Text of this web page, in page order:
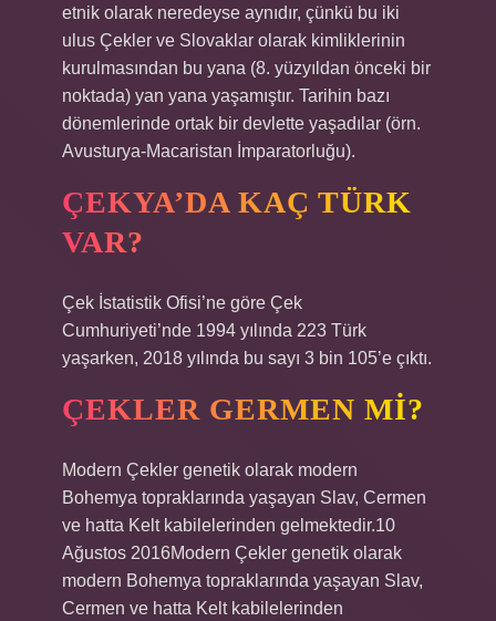
etnik olarak neredeyse aynıdır, çünkü bu iki
ulus Çekler ve Slovaklar olarak kimliklerinin
kurulmasından bu yana (8. yüzyıldan önceki bir
noktada) yan yana yaşamıştır. Tarihin bazı
dönemlerinde ortak bir devlette yaşadılar (örn.
Avusturya-Macaristan İmparatorluğu).
ÇEKYA’DA KAÇ TÜRK
VAR?
Çek İstatistik Ofisi’ne göre Çek
Cumhuriyeti’nde 1994 yılında 223 Türk
yaşarken, 2018 yılında bu sayı 3 bin 105’e çıktı.
ÇEKLER GERMEN MI?
Modern Çekler genetik olarak modern
Bohemya topraklarında yaşayan Slav, Cermen
ve hatta Kelt kabilelerinden gelmektedir.10
Ağustos 2016Modern Çekler genetik olarak
modern Bohemya topraklarında yaşayan Slav,
Cermen ve hatta Kelt kabilelerinden